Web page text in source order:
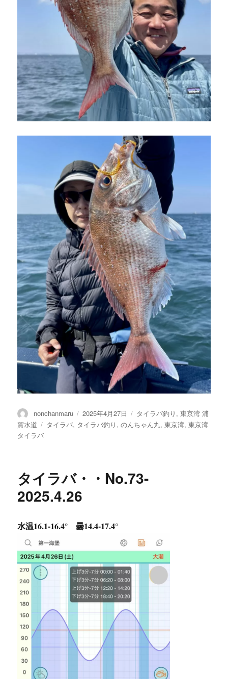
投
稿
者
nonchanmaru
投
稿
2025年4月27日
カ
テ
タイラバ釣り ,東京湾 浦
賀水道
タ
タイラバ, タイラバ釣り ,のんちゃん丸,東京湾,東京湾
タイラバ
タイラバ・・No.73-
2025.4.26
水温16.1-16.4° 曇14.4-17.4°